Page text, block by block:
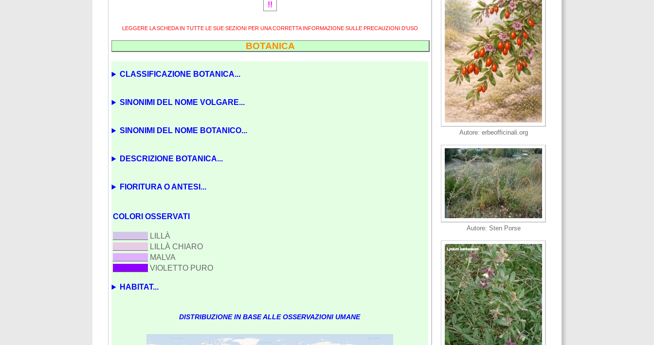
!!
LEGGERE LA SCHEDA IN TUTTE LE SUE SEZIONI PER UNA CORRETTA INFORMAZIONE SULLE PRECAUZIONI D'USO
BOTANICA
CLASSIFICAZIONE BOTANICA...
SINONIMI DEL NOME VOLGARE...
SINONIMI DEL NOME BOTANICO...
DESCRIZIONE BOTANICA...
FIORITURA O ANTESI...
COLORI OSSERVATI
LILLÀ
LILLÀ CHIARO
MALVA
VIOLETTO PURO
HABITAT...
DISTRIBUZIONE IN BASE ALLE OSSERVAZIONI UMANE
Autore: erbeofficinali.org
Autore: Sten Porse